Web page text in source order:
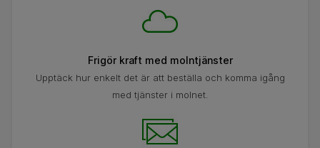
Frigör kraft med molntjänster
Upptäck hur enkelt det är att beställa och komma igång
med tjänster i molnet.